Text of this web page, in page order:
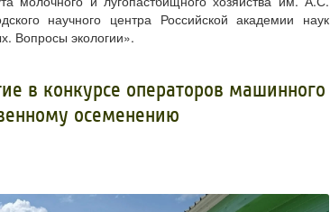
научного центра Российской академии наук
Вопросы экологии».
в конкурсе операторов машинного
осеменению